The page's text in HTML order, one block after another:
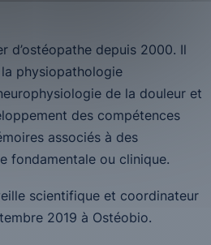
d’ostéopathe depuis 2000. Il
physiopathologie
de la douleur et
des compétences
associés à des
fondamentale ou clinique.
scientifique et coordinateur
2019 à Ostéobio.